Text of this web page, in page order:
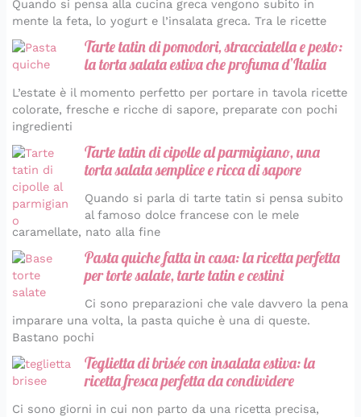
Quando si pensa alla cucina greca vengono subito in
mente la feta, lo yogurt e l’insalata greca. Tra le ricette
Tarte tatin di pomodori, stracciatella e pesto:
la torta salata estiva che profuma d’Italia
L’estate è il momento perfetto per portare in tavola ricette
colorate, fresche e ricche di sapore, preparate con pochi
ingredienti
Tarte tatin di cipolle al parmigiano, una
torta salata semplice e ricca di sapore
Quando si parla di tarte tatin si pensa subito
al famoso dolce francese con le mele
caramellate, nato alla fine
Pasta quiche fatta in casa: la ricetta perfetta
per torte salate, tarte tatin e cestini
Ci sono preparazioni che vale davvero la pena
imparare una volta, la pasta quiche è una di queste.
Bastano pochi
Teglietta di brisée con insalata estiva: la
ricetta fresca perfetta da condividere
Ci sono giorni in cui non parto da una ricetta precisa,